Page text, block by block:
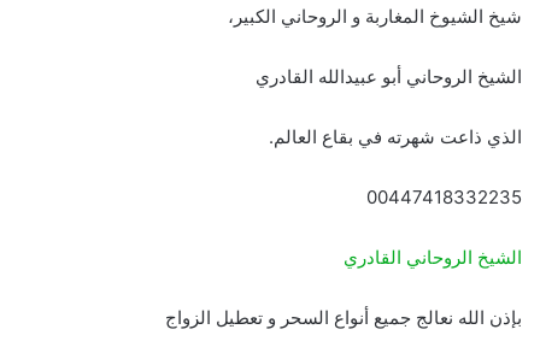
شيخ الشيوخ المغاربة و الروحاني الكبير،
الشيخ الروحاني أبو عبيدالله القادري
الذي ذاعت شهرته في بقاع العالم.
00447418332235
الشيخ الروحاني القادري
بإذن الله نعالج جميع أنواع السحر و تعطيل الزواج